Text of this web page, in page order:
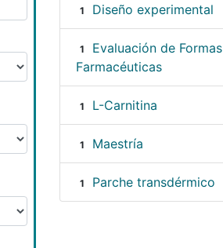
1 Diseño experimental
1
Evaluación de Formas
Farmacéuticas
1 L-Carnitina
1 Maestría
1 Parche transdérmico